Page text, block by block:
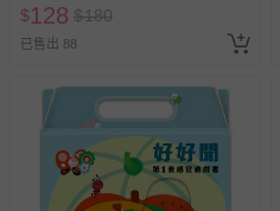
$128 $180
已售出 88